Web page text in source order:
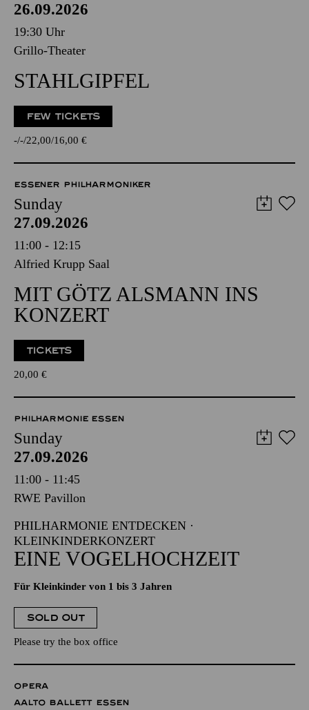
26.09.2026
19:30 Uhr
Grillo-Theater
STAHLGIPFEL
FEW TICKETS
- - 22,00 16,00 €
ESSENER PHILHARMONIKER
Sunday
27.09.2026
11:00 - 12:15
Alfried Krupp Saal
MIT GÖTZ ALSMANN INS
KONZERT
TICKETS
20,00 €
PHILHARMONIE ESSEN
Sunday
27.09.2026
11:00 - 11:45
RWE Pavillon
PHILHARMONIE ENTDECKEN ·
KLEINKINDERKONZERT
EINE VOGELHOCHZEIT
Für Kleinkinder von 1 bis 3 Jahren
SOLD OUT
Please try the box office
OPERA
AALTO BALLETT ESSEN